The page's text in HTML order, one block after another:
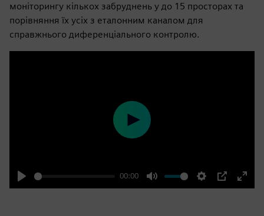
моніторингу кількох забруднень у до 15 просторах та
порівняння їх усіх з еталонним каналом для
справжнього диференціального контролю.
Play
00:00
Mute Settings
PIP
Enter
Play